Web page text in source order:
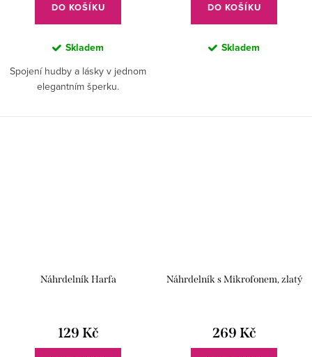
DO KOŠÍKU
Skladem
Spojení hudby a lásky v jednom
elegantním šperku.
DO KOŠÍKU
Skladem
Náhrdelník Harfa
129 Kč
Náhrdelník s Mikrofonem, zlatý
269 Kč